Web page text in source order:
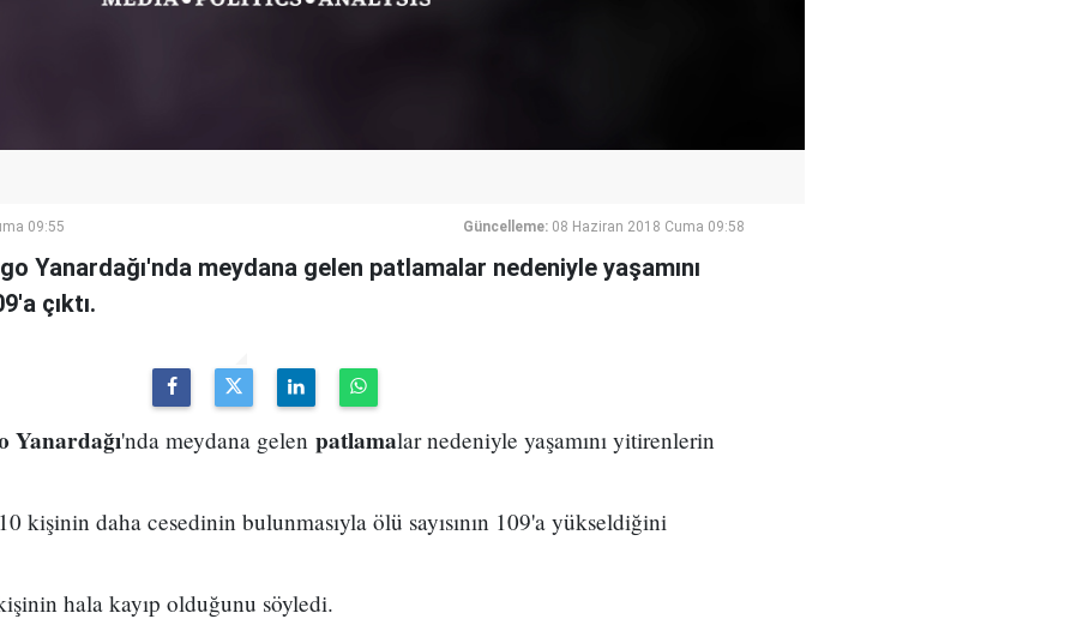
09:55 Güncelleme: 08 Haziran 2018 Cuma 09:58
Yanardağı'nda meydana gelen patlamalar nedeniyle yaşamını
çıktı.
Yanardağı'nda meydana gelen patlamalar nedeniyle yaşamını yitirenlerin
kişinin daha cesedinin bulunmasıyla ölü sayısının 109'a yükseldiğini
hala kayıp olduğunu söyledi.